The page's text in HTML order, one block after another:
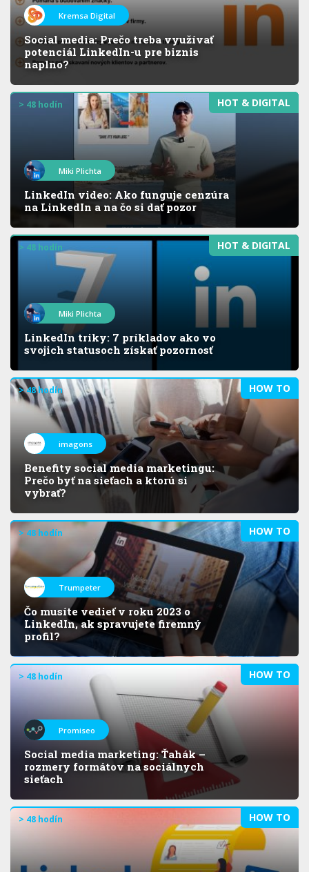
Kremsa Digital
Social media: Prečo treba využívať
potenciál LinkedIn-u pre biznis
naplno?
HOT & DIGITAL
> 48 hodín
Miki Plichta
LinkedIn video: Ako funguje cenzúra
na LinkedIn a na čo si dať pozor
HOT & DIGITAL
> 48 hodín
Miki Plichta
LinkedIn triky: 7 príkladov ako vo
svojich statusoch získať pozornosť
HOW TO
> 48 hodín
imagons
Benefity social media marketingu:
Prečo byť na sieťach a ktorú si
vybrať?
HOW TO
> 48 hodín
Trumpeter
Čo musíte vedieť v roku 2023 o
LinkedIn, ak spravujete firemný
profil?
HOW TO
> 48 hodín
Promiseo
Social media marketing: Ťahák –
rozmery formátov na sociálnych
sieťach
HOW TO
> 48 hodín